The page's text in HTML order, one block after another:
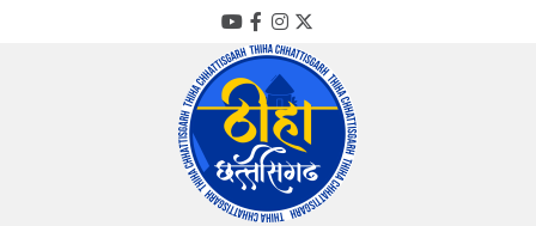
YouTube
Facebook
Instagram
Twitter